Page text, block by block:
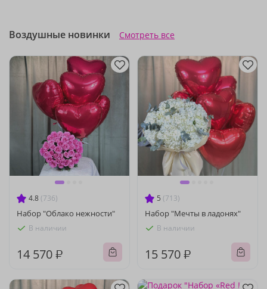
Воздушные новинки Смотреть все
4.8 (736)
Набор "Облако нежности"
В наличии
14 570 ₽
5 (713)
Набор "Мечты в ладонях"
В наличии
15 570 ₽